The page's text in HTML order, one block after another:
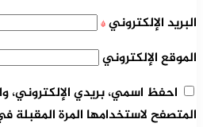
البريد الإلكتروني *
الموقع الإلكتروني
احفظ اسمي، بريدي الإلكتروني،
المتصفح لاستخدامها المرة المقبلة